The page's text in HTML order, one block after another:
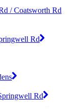
/ Coatsworth Rd
Rd
Rd